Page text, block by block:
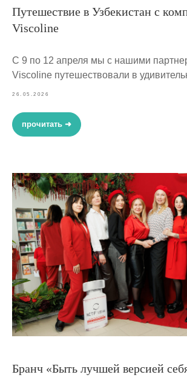
Путешествие в Узбекистан с
Viscoline
С 9 по 12 апреля мы с нашими
Viscoline путешествовали в
26.05.2026
прочитать ➜
Бранч «Быть лучшей версией